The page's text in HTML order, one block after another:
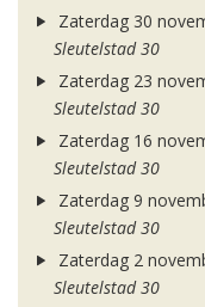
Zaterdag 30
Sleutelstad 30
Zaterdag 23
Sleutelstad 30
Zaterdag 16
Sleutelstad 30
Zaterdag 9
Sleutelstad 30
Zaterdag 2
Sleutelstad 30